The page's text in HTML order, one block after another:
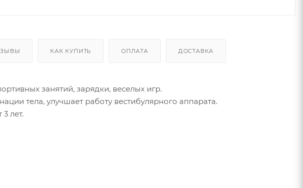
КАК КУПИТЬ ОПЛАТА ДОСТАВКА
занятий, зарядки, веселых игр.
тела, улучшает работу вестибулярного аппарата.
лет.